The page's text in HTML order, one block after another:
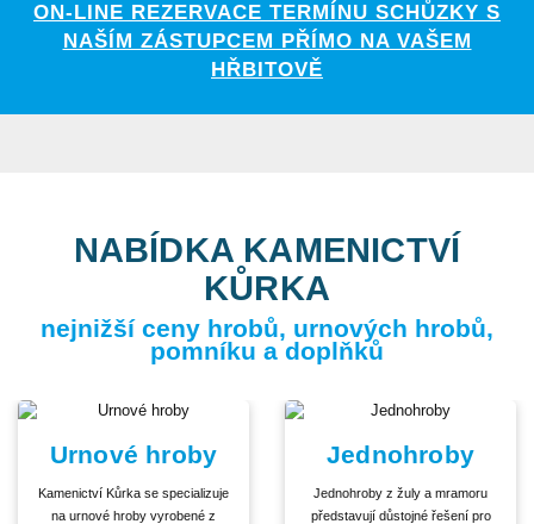
ON-LINE REZERVACE TERMÍNU SCHŮZKY S
NAŠÍM ZÁSTUPCEM PŘÍMO NA VAŠEM
HŘBITOVĚ
NABÍDKA KAMENICTVÍ
KŮRKA
nejnižší ceny hrobů, urnových hrobů,
pomníku a doplňků
Urnové hroby
Kamenictví Kůrka se specializuje
na urnové hroby vyrobené z
Jednohroby
Jednohroby z žuly a mramoru
představují důstojné řešení pro